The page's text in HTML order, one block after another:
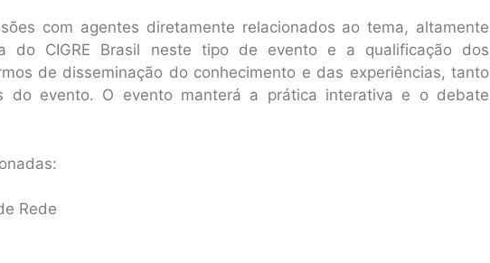
com agentes diretamente relacionados ao tema, altamente
do CIGRE Brasil neste tipo de evento e a qualificação dos
de disseminação do conhecimento e das experiências, tanto
do evento. O evento manterá a prática interativa e o debate
Rede